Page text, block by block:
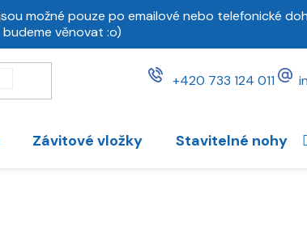
možné pouze po emailové nebo telefonické
budeme věnovat :o)
+420 733 124 011
Závitové vložky Stavitelné nohy